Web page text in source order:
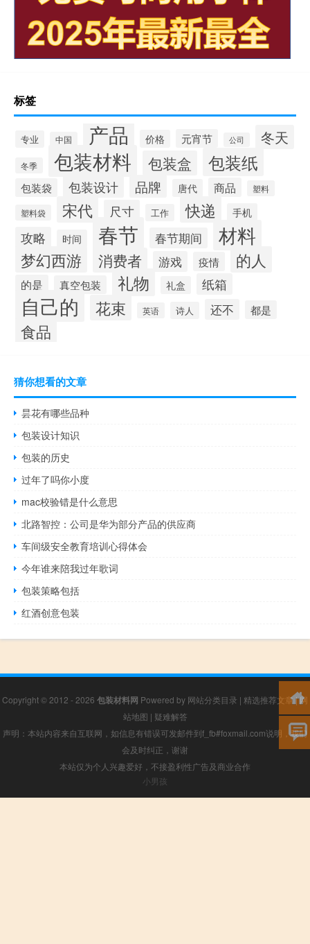
标签
专业 中国 产品 价格 元宵节 公司 冬天
冬季 包装材料 包装盒 包装纸
包装袋 包装设计 品牌 唐代 商品 塑料
塑料袋 宋代 尺寸 工作 快递 手机
攻略 时间 春节 春节期间 材料
梦幻西游 消费者 游戏 疫情 的人
的是 真空包装 礼物 礼盒 纸箱
自己的 花束 英语 诗人 还不 都是
食品
猜你想看的文章
昙花有哪些品种
包装设计知识
包装的历史
过年了吗你小度
mac校验错是什么意思
北路智控：公司是华为部分产品的供应商
车间级安全教育培训心得体会
今年谁来陪我过年歌词
包装策略包括
红酒创意包装
Copyright © 2012 - 2026 包装材料网 Powered by 网站分类目录 | 精选推荐文章|网
站地图 | 疑难解答
声明：本站内容来自互联网，如信息有错误可发邮件到f_fb#foxmail.com说明，我们
会及时纠正，谢谢
本站仅为个人兴趣爱好，不接盈利性广告及商业合作
小男孩